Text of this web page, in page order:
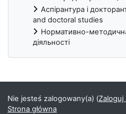
Аспірантура і
and doctoral studies
Нормативно-методична
діяльності
Bloki
Nie jesteś zalogowany(a) (Zaloguj
Strona główna